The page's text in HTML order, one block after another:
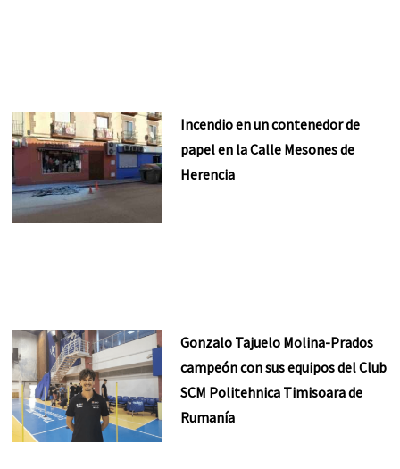
Incendio en un contenedor de
papel en la Calle Mesones de
Herencia
Gonzalo Tajuelo Molina-Prados
campeón con sus equipos del Club
SCM Politehnica Timisoara de
Rumanía